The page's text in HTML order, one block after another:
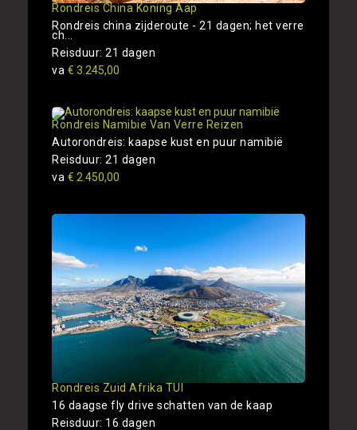
Rondreis China Koning Aap
Rondreis china zijderoute - 21 dagen; het verre
ch...
Reisduur: 21 dagen
va € 3.245,00
Rondreis Namibie Van Verre Reizen
Autorondreis: kaapse kust en puur namibië
Reisduur: 21 dagen
va € 2.450,00
Rondreis Zuid Afrika TUI
16 daagse fly drive schatten van de kaap
Reisduur: 16 dagen